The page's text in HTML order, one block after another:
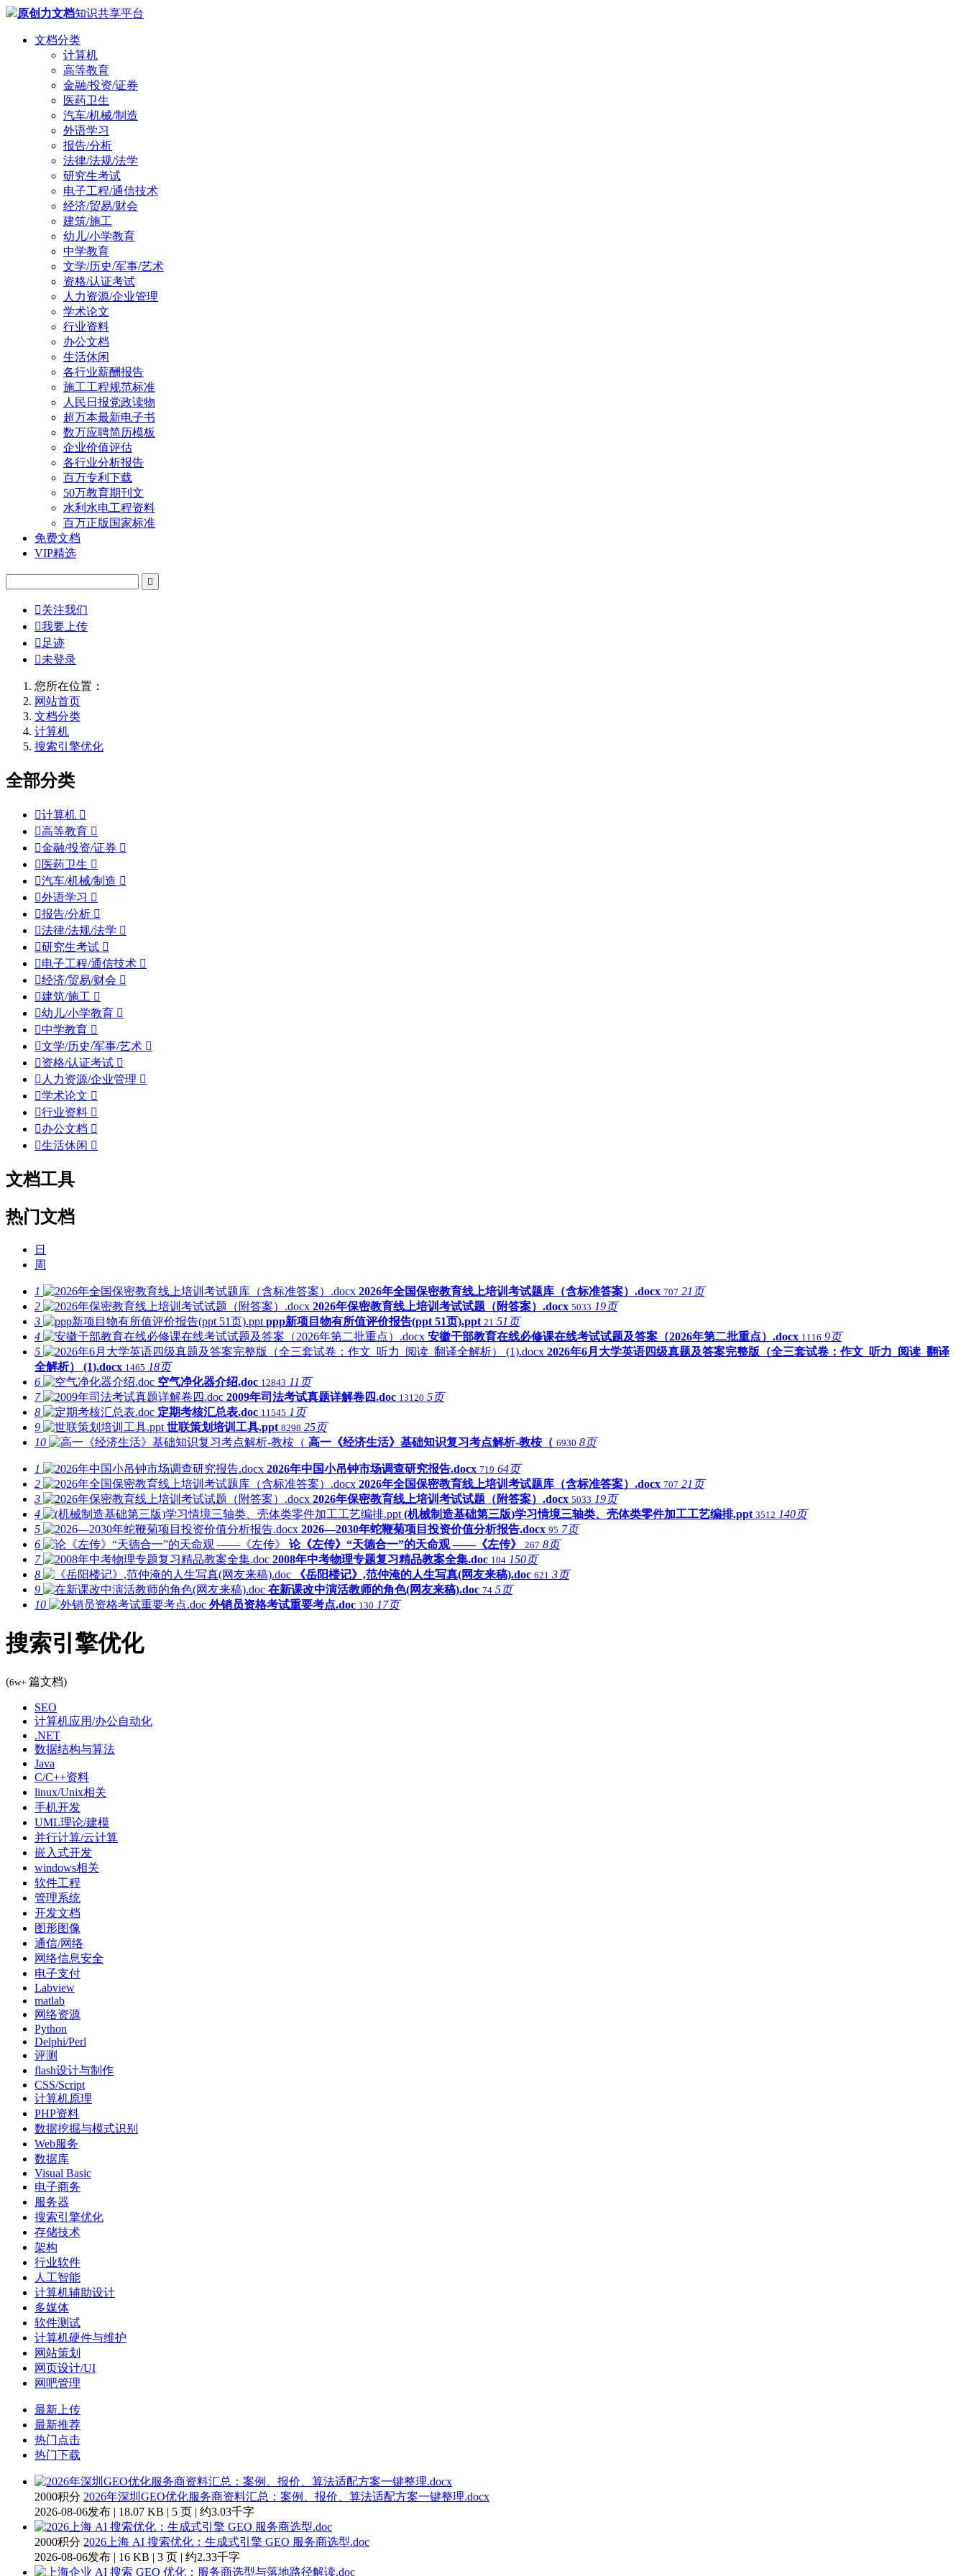
原创力文档知识共享平台
文档分类
计算机
高等教育
金融/投资/证券
医药卫生
汽车/机械/制造
外语学习
报告/分析
法律/法规/法学
研究生考试
电子工程/通信技术
经济/贸易/财会
建筑/施工
幼儿/小学教育
中学教育
文学/历史/军事/艺术
资格/认证考试
人力资源/企业管理
学术论文
行业资料
办公文档
生活休闲
各行业薪酬报告
施工工程规范标准
人民日报党政读物
超万本最新电子书
数万应聘简历模板
企业价值评估
各行业分析报告
百万专利下载
50万教育期刊文
水利水电工程资料
百万正版国家标准
免费文档
VIP精选

关注我们
我要上传
 足迹
未登录
您所在位置：
网站首页
文档分类
计算机
搜索引擎优化
全部分类
计算机 
高等教育 
金融/投资/证券 
 医药卫生 
汽车/机械/制造 
外语学习 
报告/分析 
法律/法规/法学 
研究生考试 
电子工程/通信技术 
经济/贸易/财会 
建筑/施工 
幼儿/小学教育 
中学教育 
文学/历史/军事/艺术 
资格/认证考试 
 人力资源/企业管理 
学术论文 
行业资料 
办公文档 
生活休闲 
文档工具
热门文档
日
周
1 2026年全国保密教育线上培训考试题库（含标准答案）.docx 707 21页
2
2026年保密教育线上培训考试试题（附答案）.docx 5033 19页
3
ppp新项目物有所值评价报告(ppt 51页).ppt 21 51页
4
安徽干部教育在线必修课在线考试试题及答案（2026年第二批重点）.docx 1116 9页
5
2026年6月大学英语四级真题及答案完整版（全三套试卷：作文_听力_阅读_翻译
全解析） (1).docx 1465 18页
6
空气净化器介绍.doc 12843 11页
7
2009年司法考试真题详解卷四.doc 13120 5页
8
定期考核汇总表.doc 11545 1页
9
世联策划培训工具.ppt 8298 25页
10
高一《经济生活》基础知识复习考点解析-教桉（ 6930 8页
1 2026年中国小吊钟市场调查研究报告.docx 719 64页
2
2026年全国保密教育线上培训考试题库（含标准答案）.docx 707 21页
3
2026年保密教育线上培训考试试题（附答案）.docx 5033 19页
4
(机械制造基础第三版)学习情境三轴类、壳体类零件加工工艺编排.ppt 3512 140页
5
2026—2030年蛇鞭菊项目投资价值分析报告.docx 95 7页
6
论《左传》“天德合一”的天命观 ——《左传》 267 8页
7
2008年中考物理专题复习精品教案全集.doc 104 150页
8
《岳阳楼记》,范仲淹的人生写真(网友来稿).doc 621 3页
9
在新课改中演活教师的角色(网友来稿).doc 74 5页
10
外销员资格考试重要考点.doc 130 17页
搜索引擎优化
(6w+ 篇文档)
SEO
计算机应用/办公自动化
.NET
数据结构与算法
Java
C/C++资料
linux/Unix相关
手机开发
UML理论/建模
并行计算/云计算
嵌入式开发
windows相关
软件工程
管理系统
开发文档
图形图像
通信/网络
网络信息安全
电子支付
Labview
matlab
网络资源
Python
Delphi/Perl
评测
flash设计与制作
CSS/Script
计算机原理
PHP资料
数据挖掘与模式识别
Web服务
数据库
Visual Basic
电子商务
服务器
搜索引擎优化
存储技术
架构
行业软件
人工智能
计算机辅助设计
多媒体
软件测试
计算机硬件与维护
网站策划
网页设计/UI
网吧管理
最新上传
最新推荐
热门点击
热门下载
2000积分 2026年深圳GEO优化服务商资料汇总：案例、报价、算法适配方案一键整理.docx
2026-08-06发布 | 18.07 KB | 5 页 | 约3.03千字
2000积分 2026上海 AI 搜索优化：生成式引擎 GEO 服务商选型.doc
2026-08-06发布 | 16 KB | 3 页 | 约2.33千字